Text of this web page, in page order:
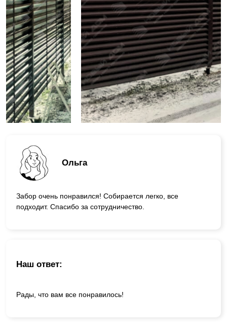
Ольга
Забор очень понравился! Собирается легко, все
подходит. Спасибо за сотрудничество.
Наш ответ:
Рады, что вам все понравилось!